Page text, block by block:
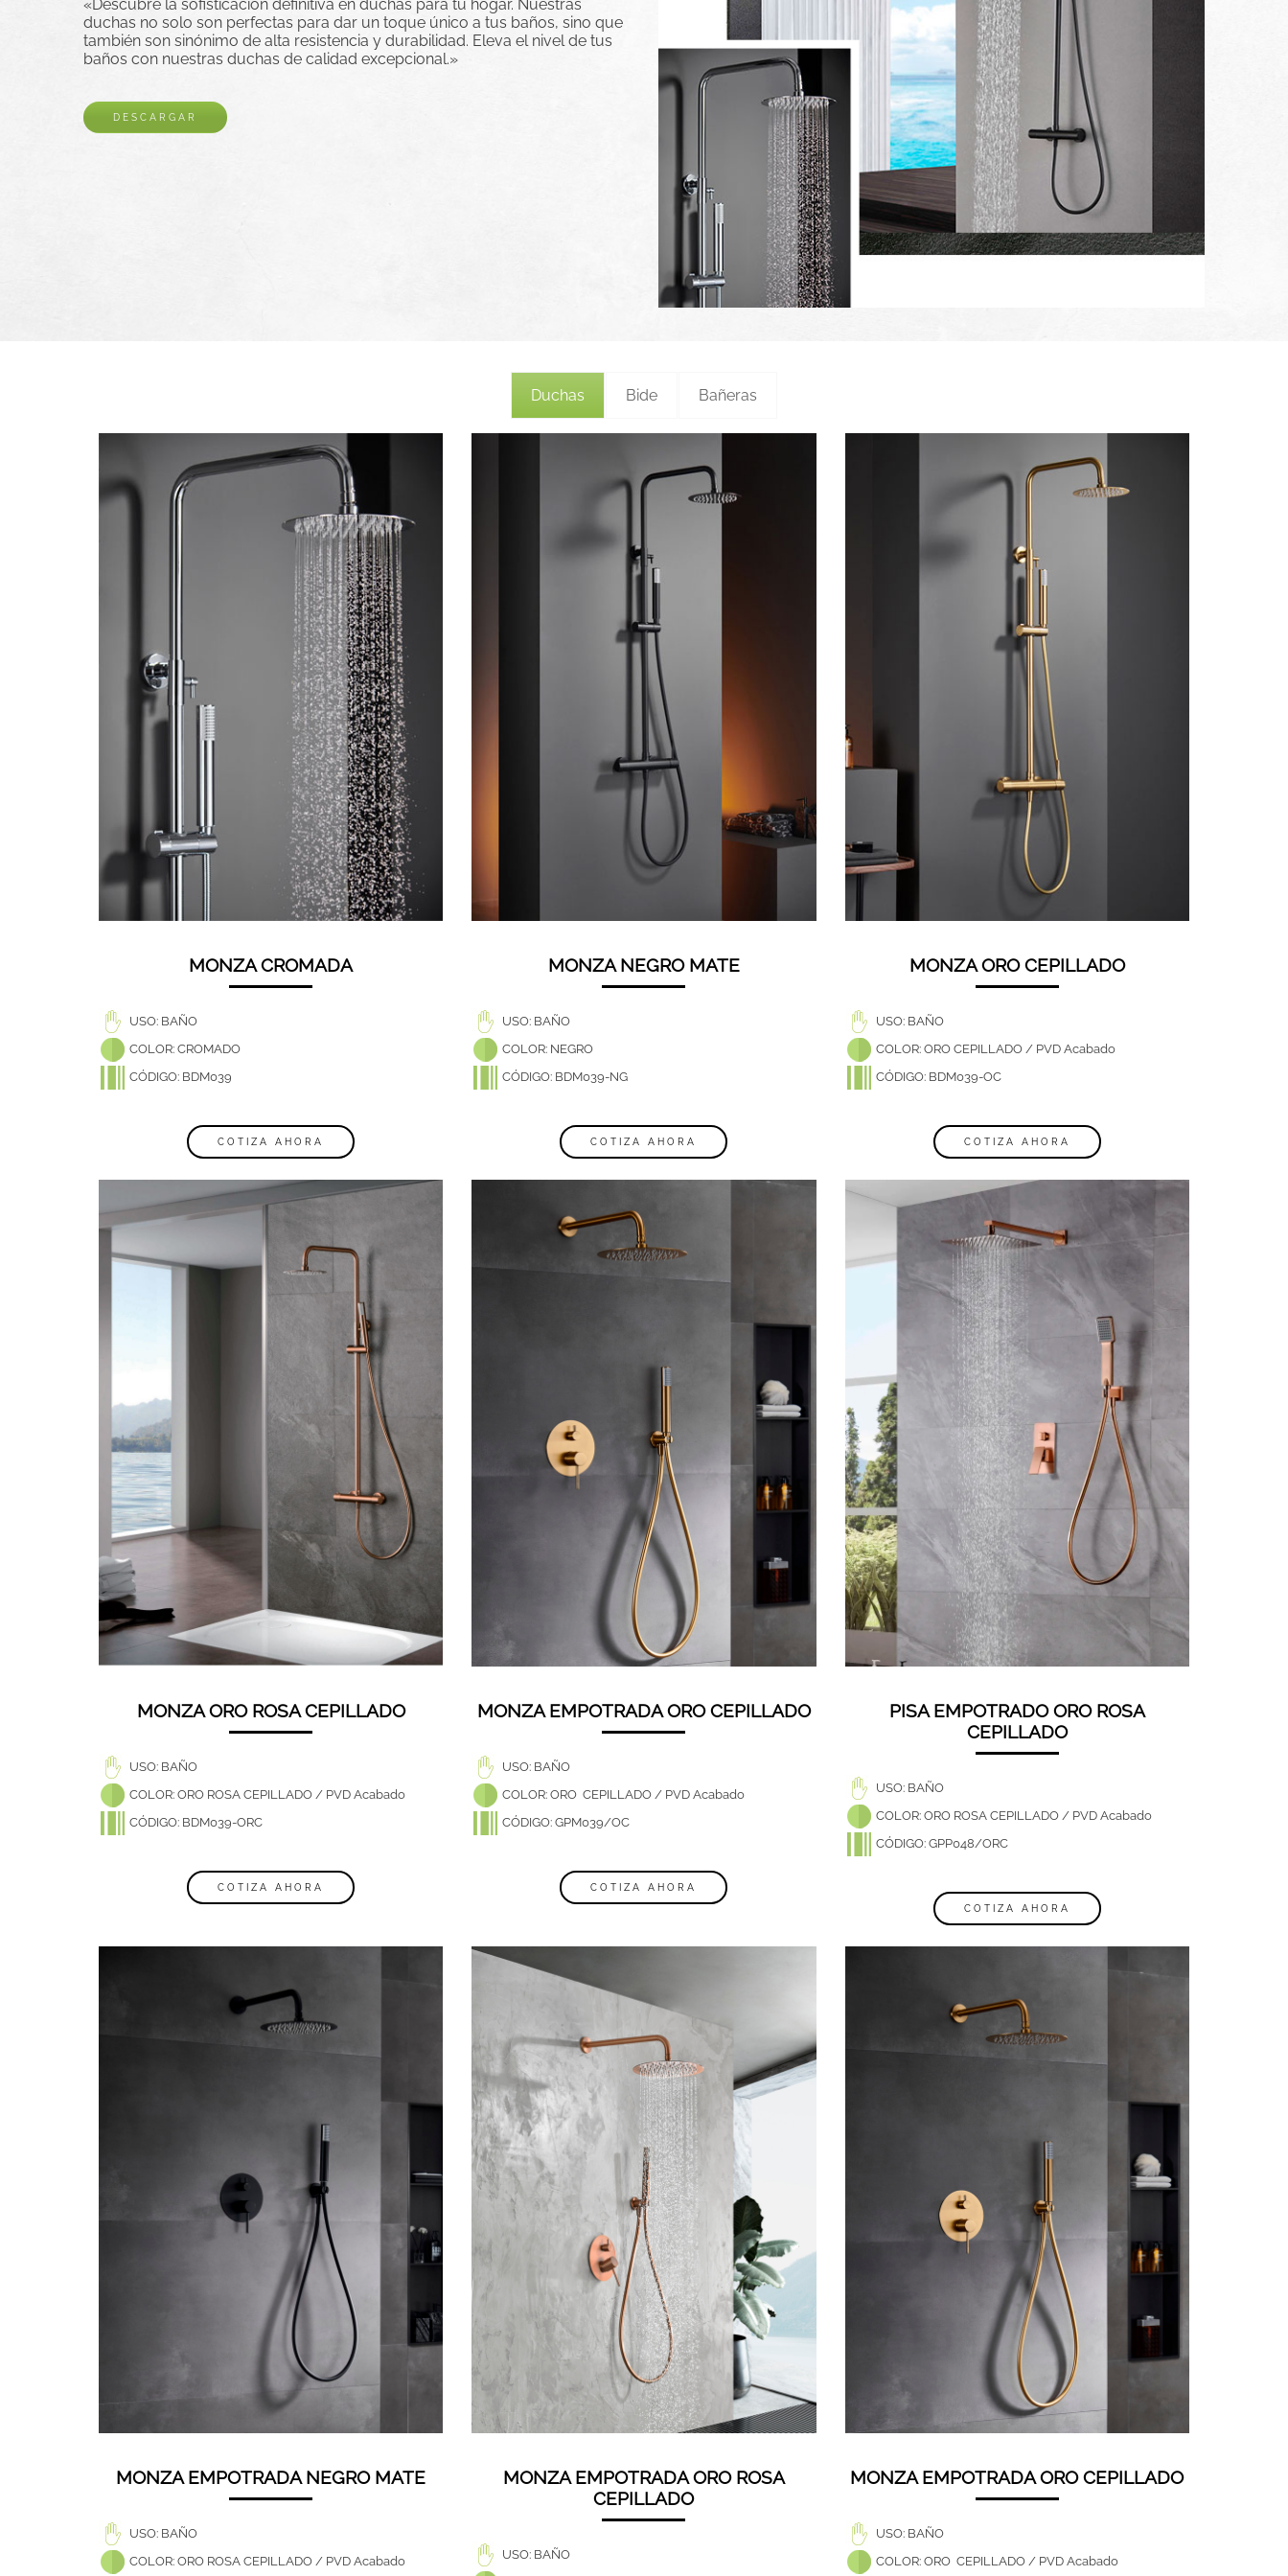
«Descubre la sofisticación definitiva en duchas para tu hogar. Nuestras
duchas no solo son perfectas para dar un toque único a tus baños, sino que
también son sinónimo de alta resistencia y durabilidad. Eleva el nivel de tus
baños con nuestras duchas de calidad excepcional.»
DESCARGAR
Duchas Bide Bañeras
MONZA CROMADA
USO: BAÑO
COLOR: CROMADO
CÓDIGO: BDM039
COTIZA AHORA
MONZA NEGRO MATE
USO: BAÑO
COLOR: NEGRO
CÓDIGO: BDM039-NG
COTIZA AHORA
MONZA ORO CEPILLADO
USO: BAÑO
COLOR: ORO CEPILLADO / PVD Acabado
CÓDIGO: BDM039-OC
COTIZA AHORA
MONZA ORO ROSA CEPILLADO
USO: BAÑO
COLOR: ORO ROSA CEPILLADO / PVD Acabado
CÓDIGO: BDM039-ORC
COTIZA AHORA
MONZA EMPOTRADA ORO CEPILLADO
USO: BAÑO
COLOR: ORO CEPILLADO / PVD Acabado
CÓDIGO: GPM039/OC
COTIZA AHORA
PISA EMPOTRADO ORO ROSA
CEPILLADO
USO: BAÑO
COLOR: ORO ROSA CEPILLADO / PVD Acabado
CÓDIGO: GPP048/ORC
COTIZA AHORA
MONZA EMPOTRADA NEGRO MATE
USO: BAÑO
COLOR: ORO ROSA CEPILLADO / PVD Acabado
MONZA EMPOTRADA ORO ROSA
CEPILLADO
USO: BAÑO
MONZA EMPOTRADA ORO CEPILLADO
USO: BAÑO
COLOR: ORO CEPILLADO / PVD Acabado